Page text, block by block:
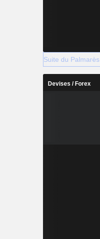
Suite du Palmarès
Devises / Forex